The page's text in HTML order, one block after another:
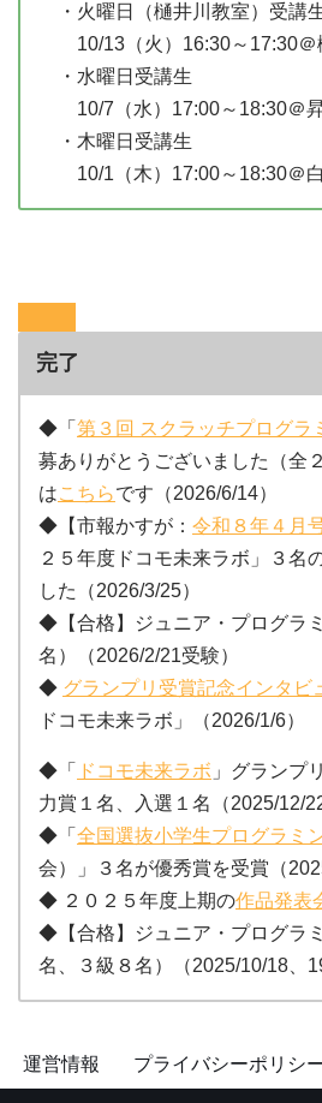
・火曜日（樋井川教室）受講
10/13（火）16:30～17:30＠
・水曜日受講生
10/7（水）17:00～18:30＠
・木曜日受講生
10/1（木）17:00～18:30＠
完了
◆「 第３回 スクラッチプログラ
募ありがとうございました（全
はこちらです（2026/6/14）
◆【市報かすが： 令和８年４月
２５年度ドコモ未来ラボ」３名
した（2026/3/25）
◆【合格】ジュニア・プログラ
名）（2026/2/21受験）
◆ グランプリ受賞記念インタビ
ドコモ未来ラボ」（2026/1/6）
◆「 ドコモ未来ラボ 」グランプ
力賞１名、入選１名（2025/12/22
◆「 全国選抜小学生プログラミ
会）」３名が優秀賞を受賞（
◆ ２０２５年度上期の作品発表
◆【合格】ジュニア・プログラ
名、３級８名）（2025/10/18、
運営情報 プライバシーポリシ